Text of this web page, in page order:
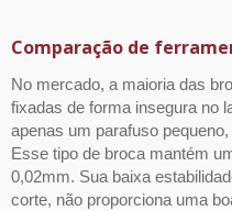
Comparação de
No mercado, a maioria das
fixadas de forma insegura no
apenas um parafuso
Esse tipo de broca mantém
0,02mm. Sua baixa
corte, não proporciona uma